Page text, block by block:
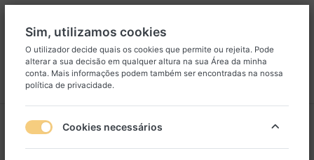
Menu Iniciar sessão
8
Sim, utilizamos cookies
O utilizador decide quais os cookies que permite ou rejeita. Pode
alterar a sua decisão em qualquer altura na sua Área da minha
conta. Mais informações podem também ser encontradas na nossa
política de privacidade.
Cookies necessários